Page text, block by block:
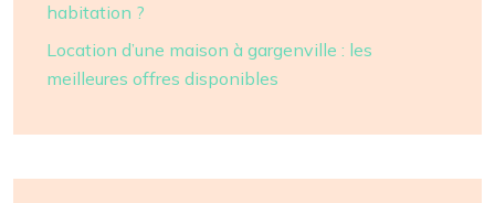
habitation ?
Location d’une maison à gargenville : les
meilleures offres disponibles